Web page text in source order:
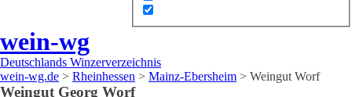
wein-wg
Deutschlands Winzerverzeichnis
wein-wg.de > Rheinhessen > Mainz-Ebersheim > Weingut Worf
Weingut Georg Worf